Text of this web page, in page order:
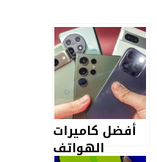
أفضل كاميرات
الهواتف